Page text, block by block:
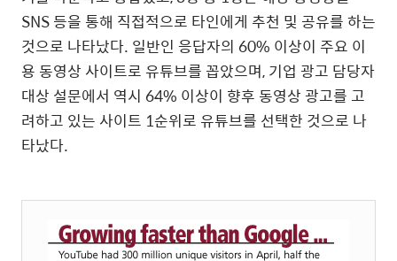
SNS 등을 통해 직접적으로 타인에게 추천 및 공유를 하는
것으로 나타났다. 일반인 응답자의 60% 이상이 주요 이
용 동영상 사이트로 유튜브를 꼽았으며, 기업 광고 담당자
대상 설문에서 역시 64% 이상이 향후 동영상 광고를 고
려하고 있는 사이트 1순위로 유튜브를 선택한 것으로 나
타났다.